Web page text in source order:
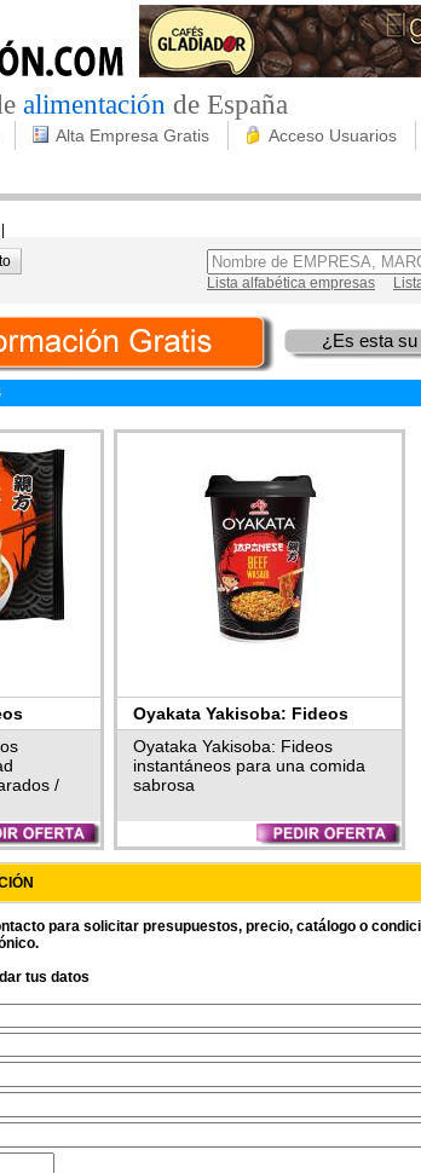
alimentación de España
Alta Empresa Gratis Acceso Usuarios
Lista alfabética empresas
¿Es esta
/
Oyakata Yakisoba: Fideos
Instantáneos
Oyataka Yakisoba: Fideos
instantáneos para una comida
sabrosa
para solicitar presupuestos, precio, catálogo o
tus datos